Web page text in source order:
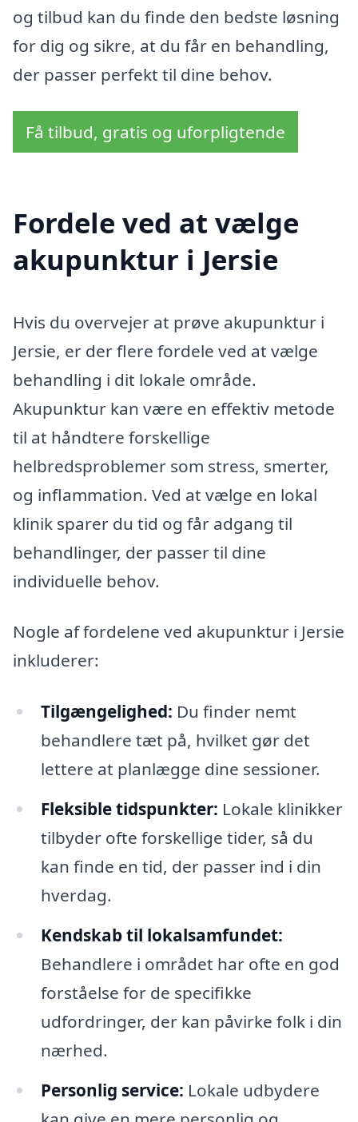
og tilbud kan du finde den bedste løsning
for dig og sikre, at du får en behandling,
der passer perfekt til dine behov.
Få tilbud, gratis og uforpligtende
Fordele ved at vælge
akupunktur i Jersie
Hvis du overvejer at prøve akupunktur i
Jersie, er der flere fordele ved at vælge
behandling i dit lokale område.
Akupunktur kan være en effektiv metode
til at håndtere forskellige
helbredsproblemer som stress, smerter,
og inflammation. Ved at vælge en lokal
klinik sparer du tid og får adgang til
behandlinger, der passer til dine
individuelle behov.
Nogle af fordelene ved akupunktur i Jersie
inkluderer:
Tilgængelighed: Du finder nemt
behandlere tæt på, hvilket gør det
lettere at planlægge dine sessioner.
Fleksible tidspunkter: Lokale klinikker
tilbyder ofte forskellige tider, så du
kan finde en tid, der passer ind i din
hverdag.
Kendskab til lokalsamfundet:
Behandlere i området har ofte en god
forståelse for de specifikke
udfordringer, der kan påvirke folk i din
nærhed.
Personlig service: Lokale udbydere